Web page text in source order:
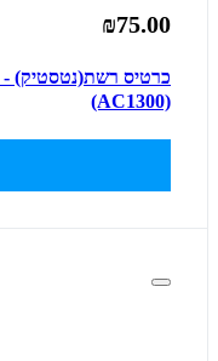
₪75.00
(AC1300)